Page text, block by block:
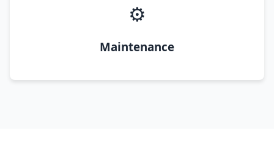
⚙️
Maintenance